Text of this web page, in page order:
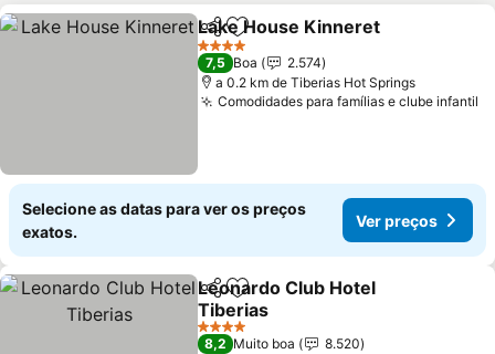
PartilharAdicionar aos favoritos
Lake House Kinneret
4 Estrelas
7,5 Boa
2.574
a 0.2 km de Tiberias Hot Springs
Comodidades para famílias e clube infantil
Selecione as datas para ver os preços
exatos.
Ver preços
PartilharAdicionar aos favoritos
Leonardo Club Hotel
Tiberias
4 Estrelas
8,2 Muito boa
8.520